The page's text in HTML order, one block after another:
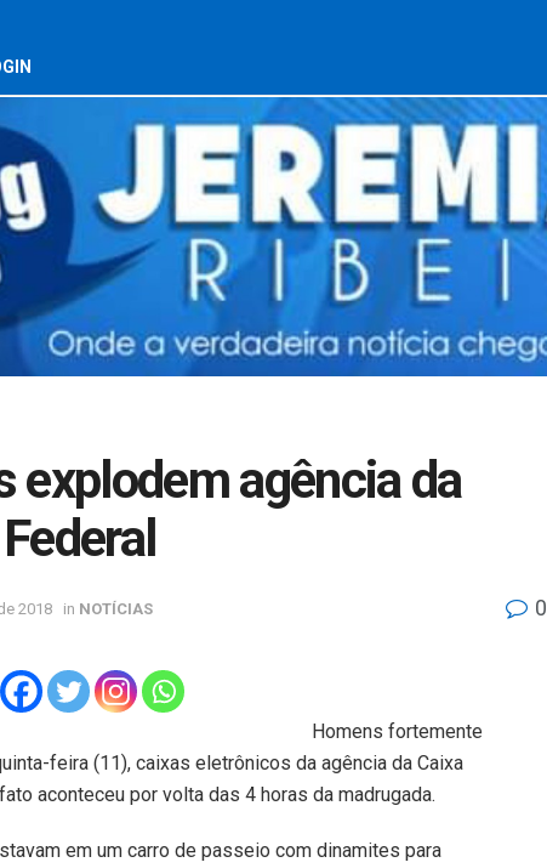
explodem agência da
2018 in NOTÍCIAS 0
Homens fortemente
feira (11), caixas eletrônicos da agência da Caixa
aconteceu por volta das 4 horas da madrugada.
em um carro de passeio com dinamites para